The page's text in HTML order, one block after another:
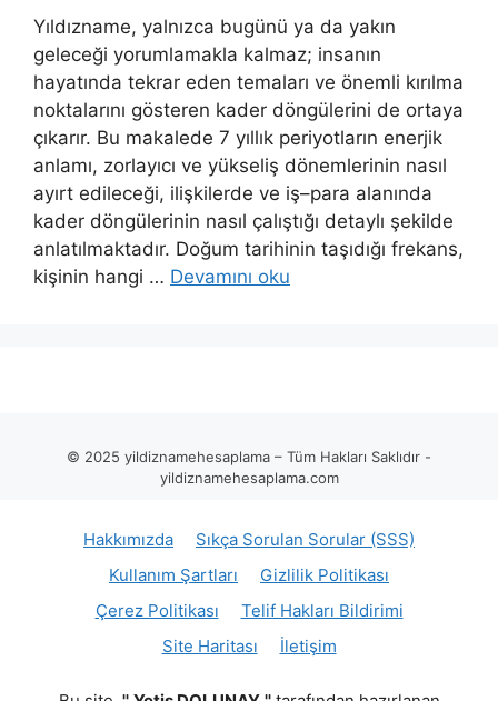
Yıldızname, yalnızca bugünü ya da yakın
geleceği yorumlamakla kalmaz; insanın
hayatında tekrar eden temaları ve önemli kırılma
noktalarını gösteren kader döngülerini de ortaya
çıkarır. Bu makalede 7 yıllık periyotların enerjik
anlamı, zorlayıcı ve yükseliş dönemlerinin nasıl
ayırt edileceği, ilişkilerde ve iş–para alanında
kader döngülerinin nasıl çalıştığı detaylı şekilde
anlatılmaktadır. Doğum tarihinin taşıdığı frekans,
kişinin hangi … Devamını oku
© 2025 yildiznamehesaplama – Tüm Hakları Saklıdır -
yildiznamehesaplama.com
Hakkımızda
Sıkça Sorulan Sorular (SSS)
Kullanım Şartları
Gizlilik Politikası
Çerez Politikası
Telif Hakları Bildirimi
Site Haritası
İletişim